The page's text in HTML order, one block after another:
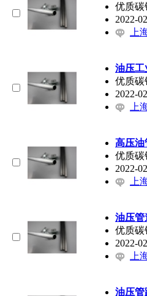
优质碳
2022-
上
油压
优质碳
2022-
上
高压
优质碳
2022-
上
油压
优质碳
2022-
上
油压